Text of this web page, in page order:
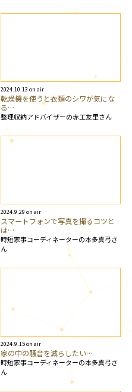
2024.10.13 on air
乾燥機を使うと衣類のシワが気にな
る…
整理収納アドバイザーの赤工友里さん
2024.9.29 on air
スマートフォンで写真を撮るコツと
は…
時短家事コーディネーターの本多真弓さ
ん
2024.9.15 on air
家の中の騒音を減らしたい…
時短家事コーディネーターの本多真弓さ
ん